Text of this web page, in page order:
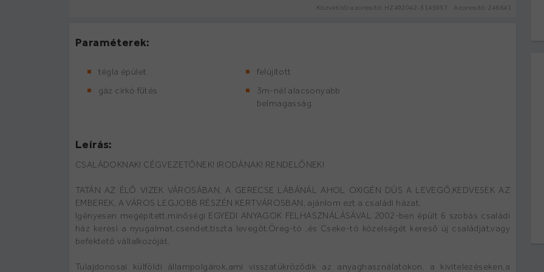
Közvetítői azonosító: HZ492042-3145937 Azonosító: 246641
Paraméterek:
tégla épület
felújított
gáz cirkó fűtés
3m-nél alacsonyabb
belmagasság
Leírás:
CSALÁDOKNAK! CÉGVEZETŐNEK! IRODÁNAK! RENDELŐNEK!
TATÁN AZ ÉLŐ VIZEK VÁROSÁBAN, A GERECSE LÁBÁNÁL AHOL OXIGÉN DÚS A LEVEGŐ,KEDVESEK AZ
EMBEREK, A VÁROS LEGJOBB RÉSZÉN KERTVÁROSBAN, ajánlom ezt a családi házat.
Igényesen megépített,minőségi EGYEDI ANYAGOK FELHASZNÁLÁSÁVAL 2002-ben épült 6 szobás családi
ház keresi a nyugalmat,csendet,tiszta levegőt,Öreg-tó ,és Cseke-tó közelségét kereső új családját,vagy
befektető vállalkozóját.
Tulajdonosai külföldi állampolgárok,ami visszatükröződik az anyaghasználatokon, a kivitelezéseken,a